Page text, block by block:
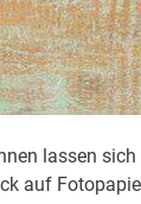
lassen
auf